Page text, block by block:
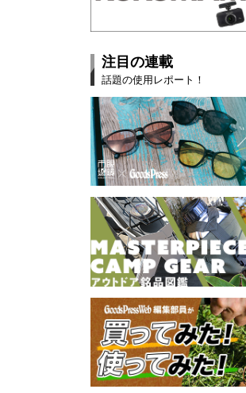
注目の連載
話題の使用レポート！